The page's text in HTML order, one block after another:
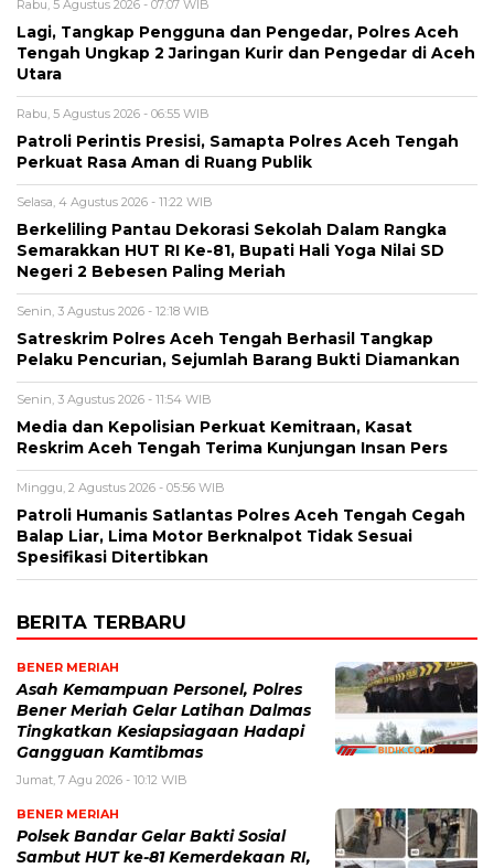
Rabu, 5 Agustus 2026 - 07:07 WIB
Lagi, Tangkap Pengguna dan Pengedar, Polres Aceh
Tengah Ungkap 2 Jaringan Kurir dan Pengedar di Aceh
Utara
Rabu, 5 Agustus 2026 - 06:55 WIB
Patroli Perintis Presisi, Samapta Polres Aceh Tengah
Perkuat Rasa Aman di Ruang Publik
Selasa, 4 Agustus 2026 - 11:22 WIB
Berkeliling Pantau Dekorasi Sekolah Dalam Rangka
Semarakkan HUT RI Ke-81, Bupati Hali Yoga Nilai SD
Negeri 2 Bebesen Paling Meriah
Senin, 3 Agustus 2026 - 12:18 WIB
Satreskrim Polres Aceh Tengah Berhasil Tangkap
Pelaku Pencurian, Sejumlah Barang Bukti Diamankan
Senin, 3 Agustus 2026 - 11:54 WIB
Media dan Kepolisian Perkuat Kemitraan, Kasat
Reskrim Aceh Tengah Terima Kunjungan Insan Pers
Minggu, 2 Agustus 2026 - 05:56 WIB
Patroli Humanis Satlantas Polres Aceh Tengah Cegah
Balap Liar, Lima Motor Berknalpot Tidak Sesuai
Spesifikasi Ditertibkan
BERITA TERBARU
BENER MERIAH
Asah Kemampuan Personel, Polres
Bener Meriah Gelar Latihan Dalmas
Tingkatkan Kesiapsiagaan Hadapi
Gangguan Kamtibmas
Jumat, 7 Agu 2026 - 10:12 WIB
BENER MERIAH
Polsek Bandar Gelar Bakti Sosial
Sambut HUT ke-81 Kemerdekaan RI,